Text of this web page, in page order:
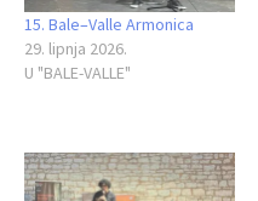
15. Bale–Valle Armonica
29. lipnja 2026.
U "BALE-VALLE"